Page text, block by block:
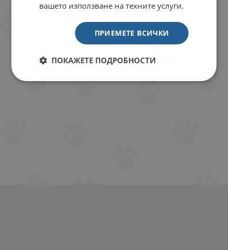
вашето използване на техните услуги.
ПРИЕМЕТЕ ВСИЧКИ
ПОКАЖЕТЕ ПОДРОБНОСТИ